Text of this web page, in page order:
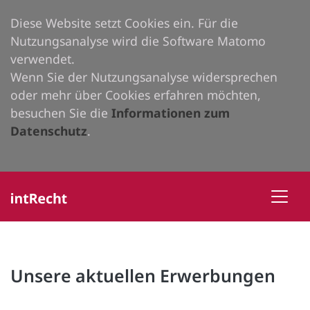
Diese Website setzt Cookies ein. Für die
Nutzungsanalyse wird die Software Matomo
verwendet.
Wenn Sie der Nutzungsanalyse widersprechen
oder mehr über Cookies erfahren möchten,
besuchen Sie die Informationen zum
Datenschutz.
Unsere aktuellen Erwerbungen